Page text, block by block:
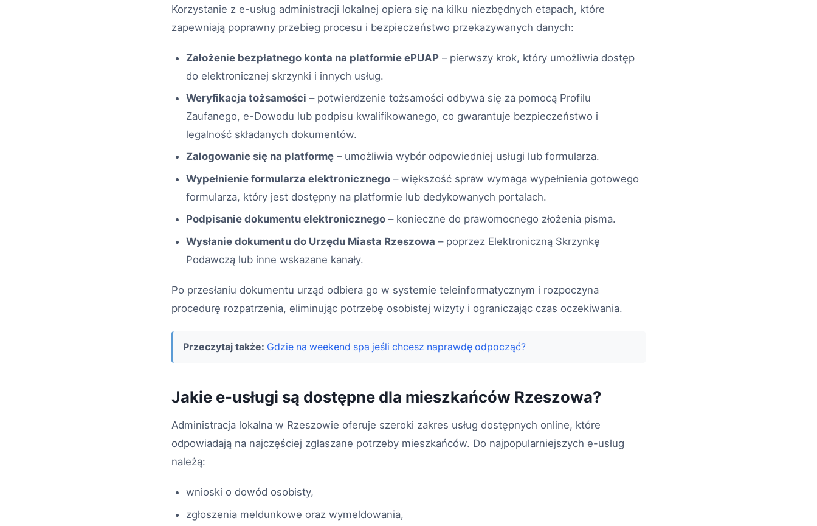
Korzystanie z e-usług administracji lokalnej opiera się na kilku niezbędnych etapach, które
zapewniają poprawny przebieg procesu i bezpieczeństwo przekazywanych danych:
Założenie bezpłatnego konta na platformie ePUAP – pierwszy krok, który umożliwia dostęp
do elektronicznej skrzynki i innych usług.
Weryfikacja tożsamości – potwierdzenie tożsamości odbywa się za pomocą Profilu
Zaufanego, e-Dowodu lub podpisu kwalifikowanego, co gwarantuje bezpieczeństwo i
legalność składanych dokumentów.
Zalogowanie się na platformę – umożliwia wybór odpowiedniej usługi lub formularza.
Wypełnienie formularza elektronicznego – większość spraw wymaga wypełnienia gotowego
formularza, który jest dostępny na platformie lub dedykowanych portalach.
Podpisanie dokumentu elektronicznego – konieczne do prawomocnego złożenia pisma.
Wysłanie dokumentu do Urzędu Miasta Rzeszowa – poprzez Elektroniczną Skrzynkę
Podawczą lub inne wskazane kanały.
Po przesłaniu dokumentu urząd odbiera go w systemie teleinformatycznym i rozpoczyna
procedurę rozpatrzenia, eliminując potrzebę osobistej wizyty i ograniczając czas oczekiwania.
Przeczytaj także: Gdzie na weekend spa jeśli chcesz naprawdę odpocząć?
Jakie e-usługi są dostępne dla mieszkańców Rzeszowa?
Administracja lokalna w Rzeszowie oferuje szeroki zakres usług dostępnych online, które
odpowiadają na najczęściej zgłaszane potrzeby mieszkańców. Do najpopularniejszych e-usług
należą:
wnioski o dowód osobisty,
zgłoszenia meldunkowe oraz wymeldowania,